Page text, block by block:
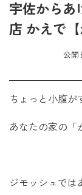
宇佐からあ
店 かえで【
公開
ちょっと小腹が
あなたの家の「
ジモッシュでは